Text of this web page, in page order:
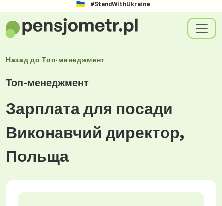
#StandWithUkraine
Назад доТоп-менеджмент
Топ-менеджмент
Зарплата для посади
Виконавчий директор,
Польща